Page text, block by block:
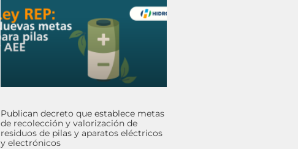
Publican decreto que establece metas
de recolección y valorización de
residuos de pilas y aparatos eléctricos
y electrónicos